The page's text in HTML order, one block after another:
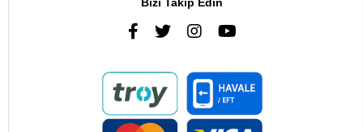
Bizi Takip Edin